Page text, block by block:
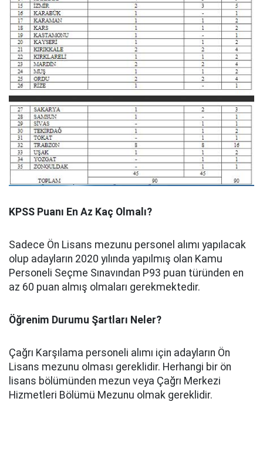
KPSS Puanı En Az Kaç Olmalı?
Sadece Ön Lisans mezunu personel alımı yapılacak
olup adayların 2020 yılında yapılmış olan Kamu
Personeli Seçme Sınavından P93 puan türünden en
az 60 puan almış olmaları gerekmektedir.
Öğrenim Durumu Şartları Neler?
Çağrı Karşılama personeli alımı için adayların Ön
Lisans mezunu olması gereklidir. Herhangi bir ön
lisans bölümünden mezun veya Çağrı Merkezi
Hizmetleri Bölümü Mezunu olmak gereklidir.